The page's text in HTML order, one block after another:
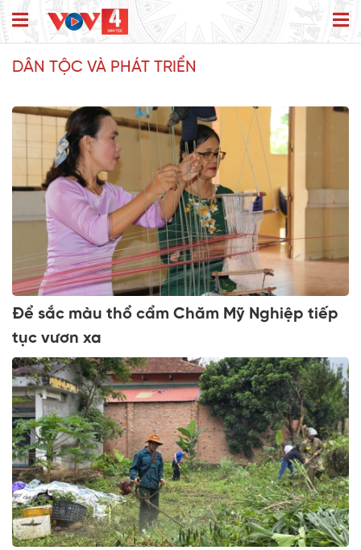
DÂN TỘC VÀ PHÁT TRIỂN
Để sắc màu thổ cẩm Chăm Mỹ Nghiệp tiếp
tục vươn xa